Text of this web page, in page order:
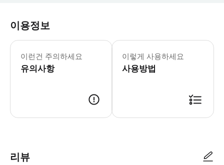
이용정보
이런건 주의하세요
유의사항
호핑투어는 선장이 스텝들을 대동해
이렇게 사용하세요
사용방법
리뷰